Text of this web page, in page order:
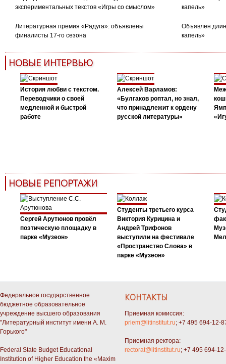
экспериментальных текстов «Игры со смыслом»
капель»
Литературная премия «Радуга»: объявлены
финалисты 17-го сезона
Объявлен
капель»
НОВЫЕ ИНТЕРВЬЮ
История любви с текстом.
Переводчики о своей
медленной и быстрой
работе
Алексей Варламов:
«Булгаков роптал, но знал,
что принадлежит к ордену
русской литературы»
НОВЫЕ РЕПОРТАЖИ
Сергей Арутюнов провёл
поэтическую площадку в
парке «Музеон»
Студенты третьего курса
Виктория Курицина и
Андрей Трифонов
выступили на фестивале
«Пространство Слова» в
парке «Музеон»
Федеральное государственное
бюджетное образовательное
учреждение высшего образования
"Литературный институт имени А. М.
Горького"
Federal State Budget Educational
Institution of Higher Education the «Maxim
КОНТАКТЫ
Приемная комиссия:
priem@litinstitut.ru; +7 495 694-12-
Приемная ректора:
rectorat@litinstitut.ru; +7 495 694-